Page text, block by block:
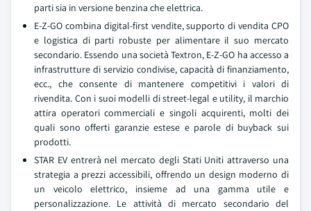
parti sia in versione benzina che elettrica.
E-Z-GO combina digital-first vendite, supporto di vendita CPO
e logistica di parti robuste per alimentare il suo mercato
secondario. Essendo una società Textron, E-Z-GO ha accesso a
infrastrutture di servizio condivise, capacità di finanziamento,
ecc., che consente di mantenere competitivi i valori di
rivendita. Con i suoi modelli di street-legal e utility, il marchio
attira operatori commerciali e singoli acquirenti, molti dei
quali sono offerti garanzie estese e parole di buyback sui
prodotti.
STAR EV entrerà nel mercato degli Stati Uniti attraverso una
strategia a prezzi accessibili, offrendo un design moderno di
un veicolo elettrico, insieme ad una gamma utile e
personalizzazione. Le attività di mercato secondario del